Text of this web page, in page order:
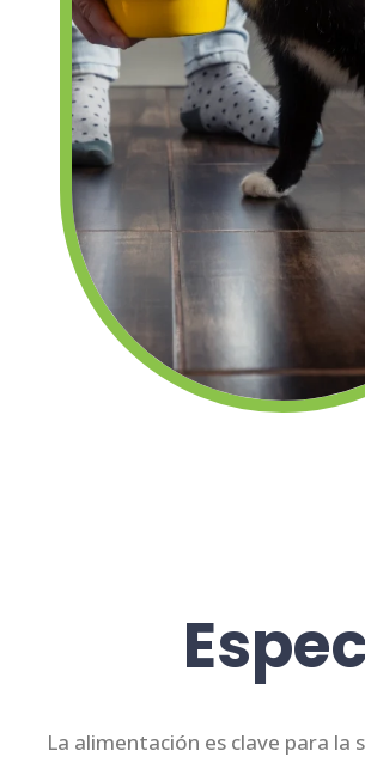
La alimentación es clave para la